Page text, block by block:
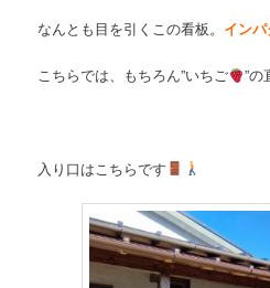
なんとも目を引くこの看板。 イン
こちらでは、もちろん”いちご ”の
入り口はこちらです